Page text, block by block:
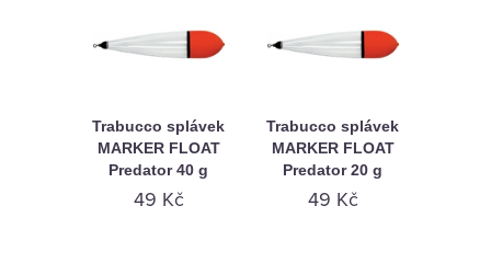
Trabucco splávek
MARKER FLOAT
Predator 40 g
49 Kč
Trabucco splávek
MARKER FLOAT
Predator 20 g
49 Kč